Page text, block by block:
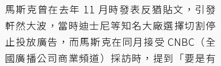
馬斯克曾在去年 11 月時發表反猶貼文，引發
軒然大波，當時迪士尼等知名大廠選擇切割停
止投放廣告，而馬斯克在同月接受 CNBC（全
國廣播公司商業頻道）採訪時，提到「要是有